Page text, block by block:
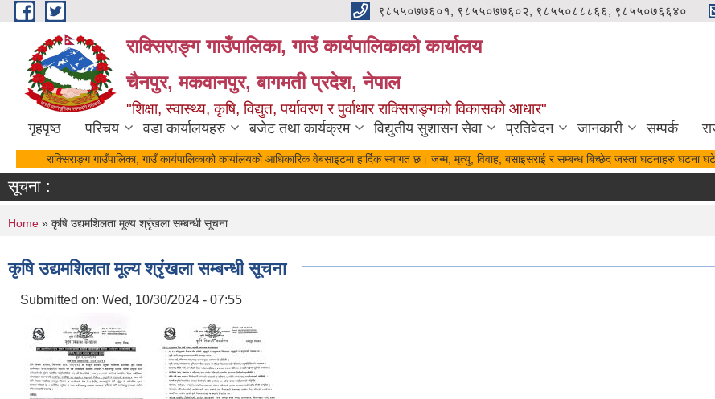
Skip to main content ९८५५०७७६०१, ९८५५०७७६०२, ९८५५०८८८६६, ९८५५०७६६४०
राक्सिराङ्ग गाउँपालिका, गाउँ कार्यपालिकाको कार्यालय
चैनपुर, मकवानपुर, बागमती प्रदेश, नेपाल
"शिक्षा, स्वास्थ्य, कृषि, विद्युत, पर्यावरण र पुर्वाधार राक्सिराङ्गको विकासको आधार"
गृहपृष्ठ परिचय वडा कार्यालयहरु बजेट तथा कार्यक्रम विद्युतीय सुशासन सेवा प्रतिवेदन जानकारी सम्पर्क
राक्सिराङ्ग गाउँपालिका, गाउँ कार्यपालिकाको कार्यालयको आधिकारिक वेबसाइटमा हार्दिक स्वागत छ। जन्म, मृत्यु, विवाह, बसाइसराई र सम्बन्ध बिच्छेद जस्ता घटनाहरु घटना
सूचना :
You are here
Home » कृषि उद्यमशिलता मूल्य श्रृंखला सम्बन्धी सूचना
कृषि उद्यमशिलता मूल्य श्रृंखला सम्बन्धी सूचना
Submitted on: Wed, 10/30/2024 - 07:55